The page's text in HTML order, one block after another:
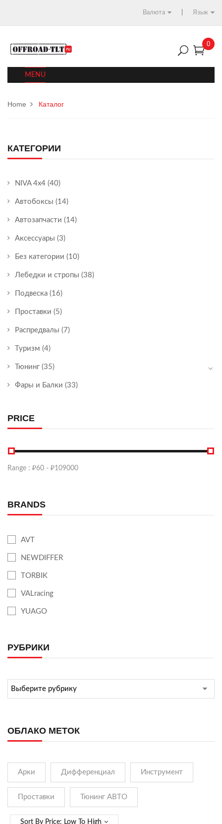
Валюта Язык
0
MENU
Home Каталог
КАТЕГОРИИ
NIVA 4x4 (40)
Автобоксы (14)
Автозапчасти (14)
Аксессуары (3)
Без категории (10)
Лебедки и стропы (38)
Подвеска (16)
Проставки (5)
Распредвалы (7)
Туризм (4)
Тюнинг (35)
Фары и Балки (33)
PRICE
Range : ₽60 - ₽109000
BRANDS
AVT
NEWDIFFER
TORBIK
VALracing
YUAGO
РУБРИКИ
ОБЛАКО МЕТОК
Арки Дифференциал Инструмент
Проставки Тюнинг АВТО
Sort By Price: Low To High